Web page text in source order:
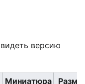
версию
Миниатюра